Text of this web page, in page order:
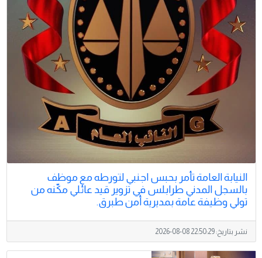
النيابة العامة تأمر بحبس اجنبي لتورطه مع موظف
بالسجل المدني طرابلس في تزوير قيد عائلي مكّنه من
تولي وظيفة عامة بمديرية أمن طبرق.
نشر بتاريخ:2026-08-08 22:50:29